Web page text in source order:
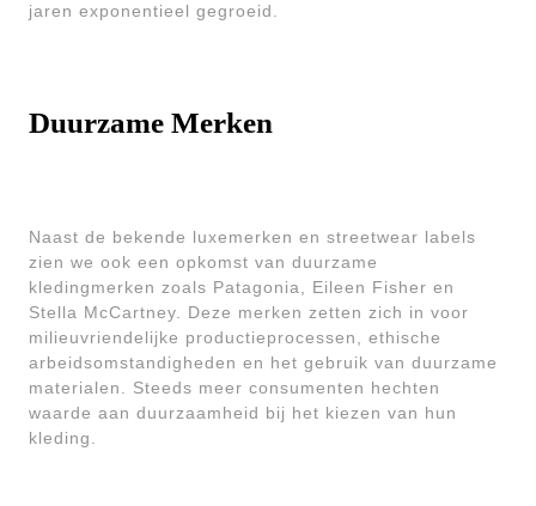
jaren exponentieel gegroeid.
Duurzame Merken
Naast de bekende luxemerken en streetwear labels
zien we ook een opkomst van duurzame
kledingmerken zoals Patagonia, Eileen Fisher en
Stella McCartney. Deze merken zetten zich in voor
milieuvriendelijke productieprocessen, ethische
arbeidsomstandigheden en het gebruik van duurzame
materialen. Steeds meer consumenten hechten
waarde aan duurzaamheid bij het kiezen van hun
kleding.